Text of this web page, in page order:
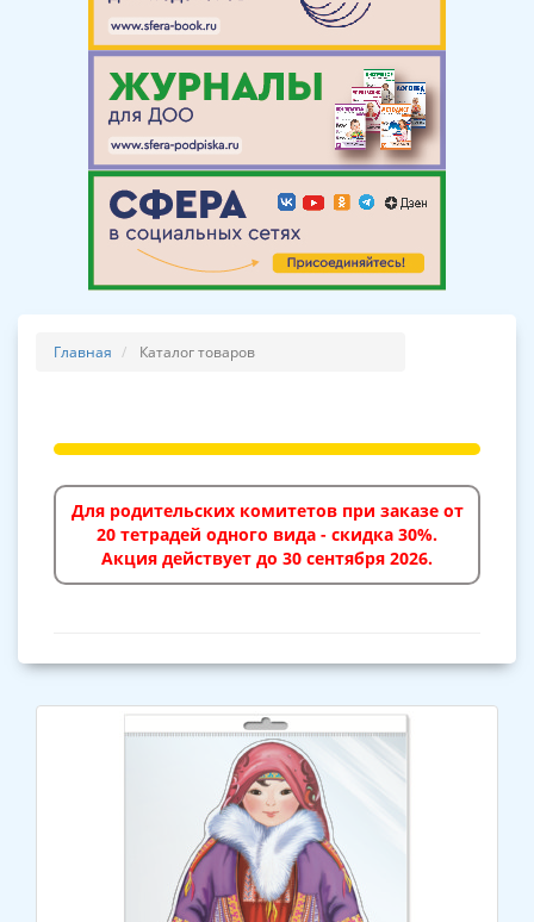
Главная Каталог товаров
Для родительских комитетов при заказе от
20 тетрадей одного вида - скидка 30%.
Акция действует до 30 сентября 2026.